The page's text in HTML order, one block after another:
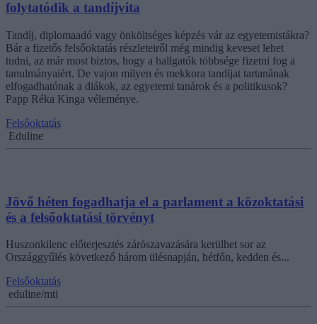
folytatódik a tandíjvita
Tandíj, diplomaadó vagy önköltséges képzés vár az egyetemistákra?
Bár a fizetős felsőoktatás részleteiről még mindig keveset lehet
tudni, az már most biztos, hogy a hallgatók többsége fizetni fog a
tanulmányaiért. De vajon milyen és mekkora tandíjat tartanának
elfogadhatónak a diákok, az egyetemi tanárok és a politikusok?
Papp Réka Kinga véleménye.
Felsőoktatás
Eduline
Jövő héten fogadhatja el a parlament a közoktatási
és a felsőoktatási törvényt
Huszonkilenc előterjesztés zárószavazására kerülhet sor az
Országgyűlés következő három ülésnapján, hétfőn, kedden és...
Felsőoktatás
eduline/mti